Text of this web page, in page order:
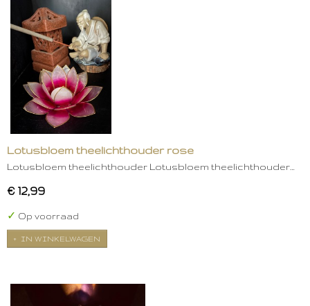
Lotusbloem theelichthouder rose
Lotusbloem theelichthouder Lotusbloem theelichthouder…
€ 12,99
✓ Op voorraad
IN WINKELWAGEN